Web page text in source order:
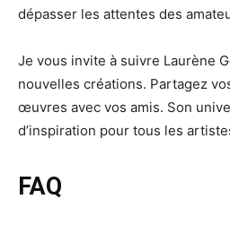
dépasser les attentes des
Je vous invite à suivre Laurène
nouvelles créations. Partagez
œuvres avec vos amis. Son
d’inspiration pour tous les
FAQ